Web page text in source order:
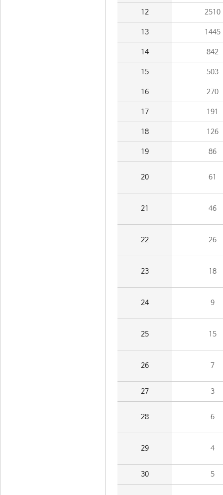
12 2510
13 1445
14 842
15 503
16 270
17 191
18 126
19 86
20 61
21 46
22 26
23 18
24 9
25 15
26 7
27 3
28 6
29 4
30 5